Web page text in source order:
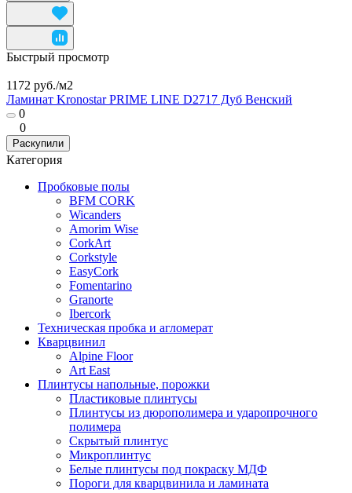
Быстрый просмотр
1172 руб./м2
Ламинат Kronostar PRIME LINE D2717 Дуб Венский
0
0
Раскупили
Категория
Пробковые полы
BFM CORK
Wicanders
Amorim Wise
CorkArt
Corkstyle
EasyCork
Fomentarino
Granorte
Ibercork
Техническая пробка и агломерат
Кварцвинил
Alpine Floor
Art East
Плинтусы напольные, порожки
Пластиковые плинтусы
Плинтусы из дюрополимера и ударопрочного
полимера
Скрытый плинтус
Микроплинтус
Белые плинтусы под покраску МДФ
Пороги для кварцвинила и ламината